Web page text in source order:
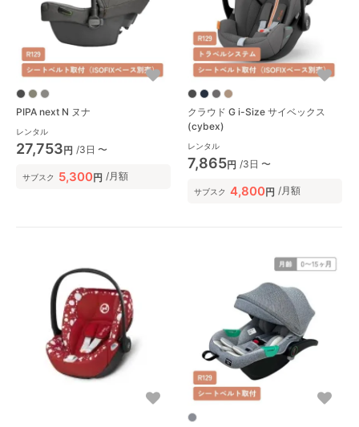
PIPA next N ヌナ
レンタル
27,753円 /3日 〜
サブスク 5,300円 /月額
クラウド G i-Size サイベックス
(cybex)
レンタル
7,865円 /3日 〜
サブスク 4,800円 /月額